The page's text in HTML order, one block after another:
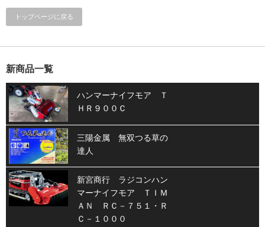
トップページに戻る
新商品一覧
ハンマーナイフモア Ｔ
ＨＲ９００Ｃ
三陽金属 無双つる草の
達人
新宮商行 ラジコンハン
マーナイフモア ＴＩＭ
ＡＮ ＲＣ－７５１・Ｒ
Ｃ－１０００